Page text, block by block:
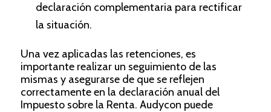
declaración complementaria para rectificar
la situación.
Una vez aplicadas las retenciones, es
importante realizar un seguimiento de las
mismas y asegurarse de que se reflejen
correctamente en la declaración anual del
Impuesto sobre la Renta. Audycon puede